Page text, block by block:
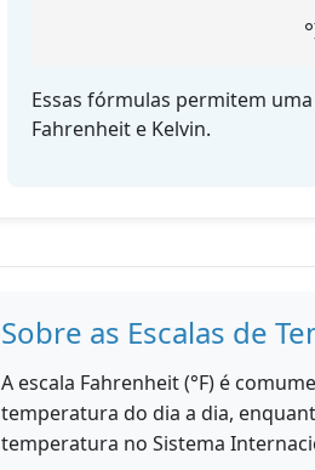
Essas fórmulas permitem
Fahrenheit e Kelvin.
Sobre as Escalas de
A escala Fahrenheit (°F) é
temperatura do dia a dia,
temperatura no Sistema